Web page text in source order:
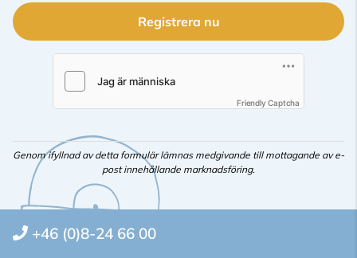
Registrera nu
Friendly Captcha
Genom ifyllnad av detta formulär lämnas medgivande till mottagande av e-
post innehållande marknadsföring.
+46 (0)8-24 66 00